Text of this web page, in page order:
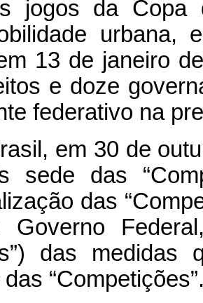
jogos da Copa
urbana,
13 de janeiro
e doze
federativo na
em 30 de
sede das
das
Governo
das